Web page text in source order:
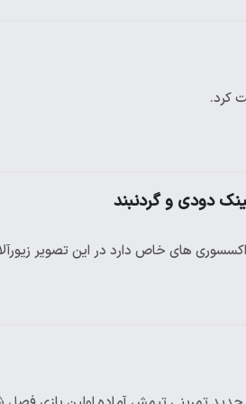
کرد.
دودی و گردنبند
های خاص دارد در این تصویر